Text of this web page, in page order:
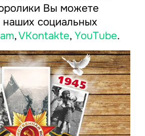
Вы можете
наших социальных
,VKontakte, YouTube.